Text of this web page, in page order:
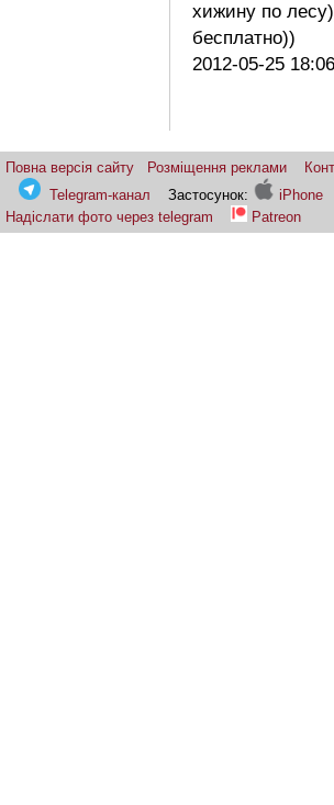
хижину по
бесплатно))
2012-05-25
Повна версія сайту Розміщення реклами
Telegram-канал
Застосунок: iPhone
Надіслати фото через telegram
Patreon